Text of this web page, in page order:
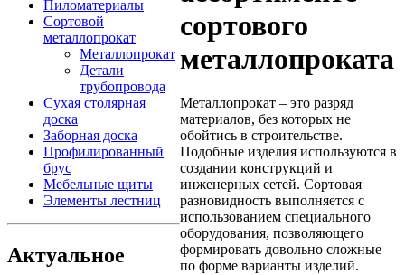
Пиломатериалы
Сортовой
металлопрокат
Металлопрокат
Детали
трубопровода
Сухая столярная
доска
Заборная доска
Профилированный
брус
Мебельные щиты
Элементы лестниц
Актуальное
сортового
металлопроката
Металлопрокат – это разряд
материалов, без которых не
обойтись в строительстве.
Подобные изделия используются в
создании конструкций и
инженерных сетей. Сортовая
разновидность выполняется с
использованием специального
оборудования, позволяющего
формировать довольно сложные
по форме варианты изделий.